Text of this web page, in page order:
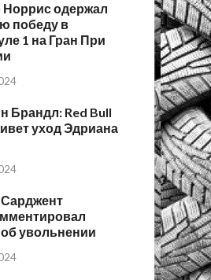
Норрис одержал
победу в
1 на Гран При
Брандл: Red Bull
уход Эдриана
увольнении